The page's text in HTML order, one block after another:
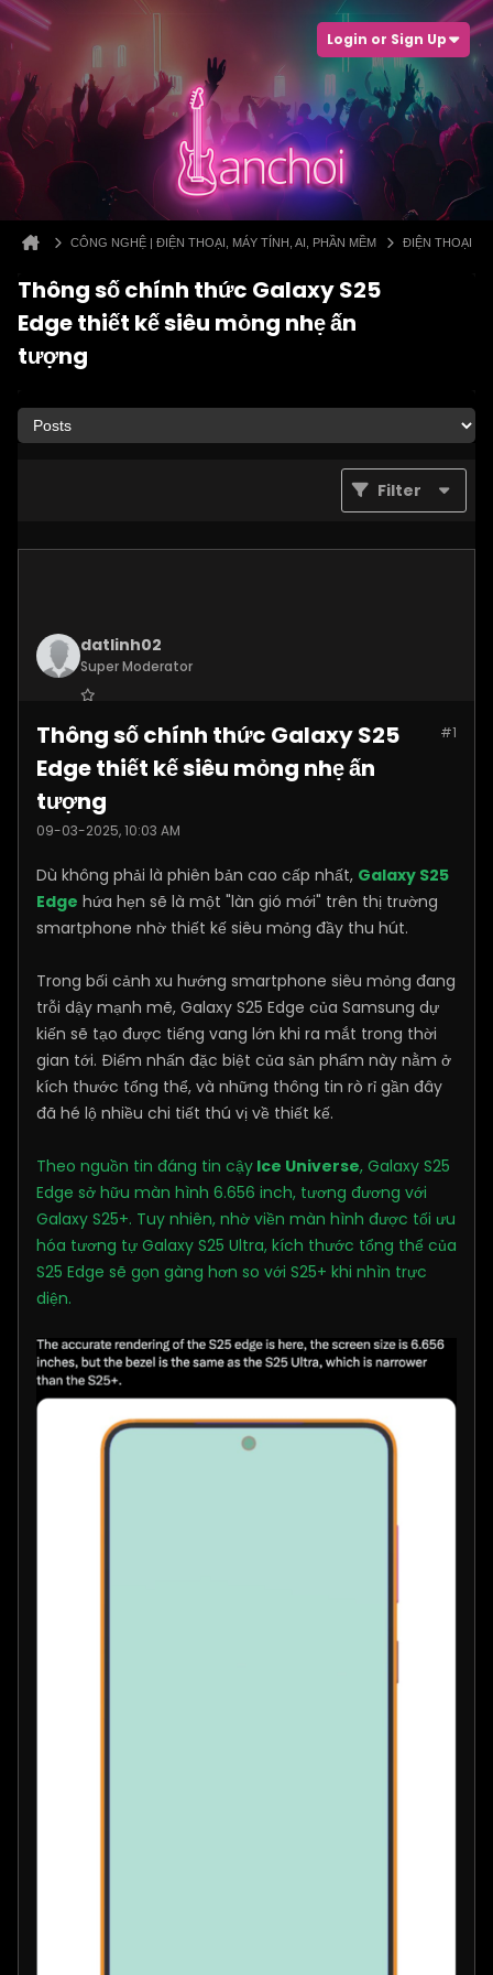
Login or Sign Up
CÔNG NGHỆ | ĐIỆN THOẠI, MÁY TÍNH, AI, PHẦN MỀM ĐIỆN THOẠI
Thông số chính thức Galaxy S25
Edge thiết kế siêu mỏng nhẹ ấn
tượng
Filter
datlinh02
Super Moderator
Posts:7876 #1
Thông số chính thức Galaxy S25
Edge thiết kế siêu mỏng nhẹ ấn
tượng
09-03-2025, 10:03 AM
Dù không phải là phiên bản cao cấp nhất, Galaxy S25
Edge hứa hẹn sẽ là một "làn gió mới" trên thị trường
smartphone nhờ thiết kế siêu mỏng đầy thu hút.
Trong bối cảnh xu hướng smartphone siêu mỏng đang
trỗi dậy mạnh mẽ, Galaxy S25 Edge của Samsung dự
kiến sẽ tạo được tiếng vang lớn khi ra mắt trong thời
gian tới. Điểm nhấn đặc biệt của sản phẩm này nằm ở
kích thước tổng thể, và những thông tin rò rỉ gần đây
đã hé lộ nhiều chi tiết thú vị về thiết kế.
Theo nguồn tin đáng tin cậy Ice Universe, Galaxy S25
Edge sở hữu màn hình 6.656 inch, tương đương với
Galaxy S25+. Tuy nhiên, nhờ viền màn hình được tối ưu
hóa tương tự Galaxy S25 Ultra, kích thước tổng thể của
S25 Edge sẽ gọn gàng hơn so với S25+ khi nhìn trực
diện.